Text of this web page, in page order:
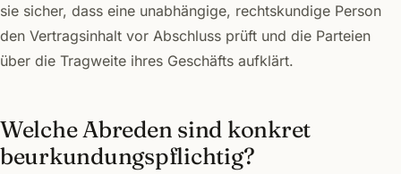
sie sicher, dass eine unabhängige, rechtskundige Person
den Vertragsinhalt vor Abschluss prüft und die Parteien
über die Tragweite ihres Geschäfts aufklärt.
Welche Abreden sind konkret
beurkundungspflichtig?